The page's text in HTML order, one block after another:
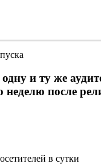
и ту же
неделю после
в сутки